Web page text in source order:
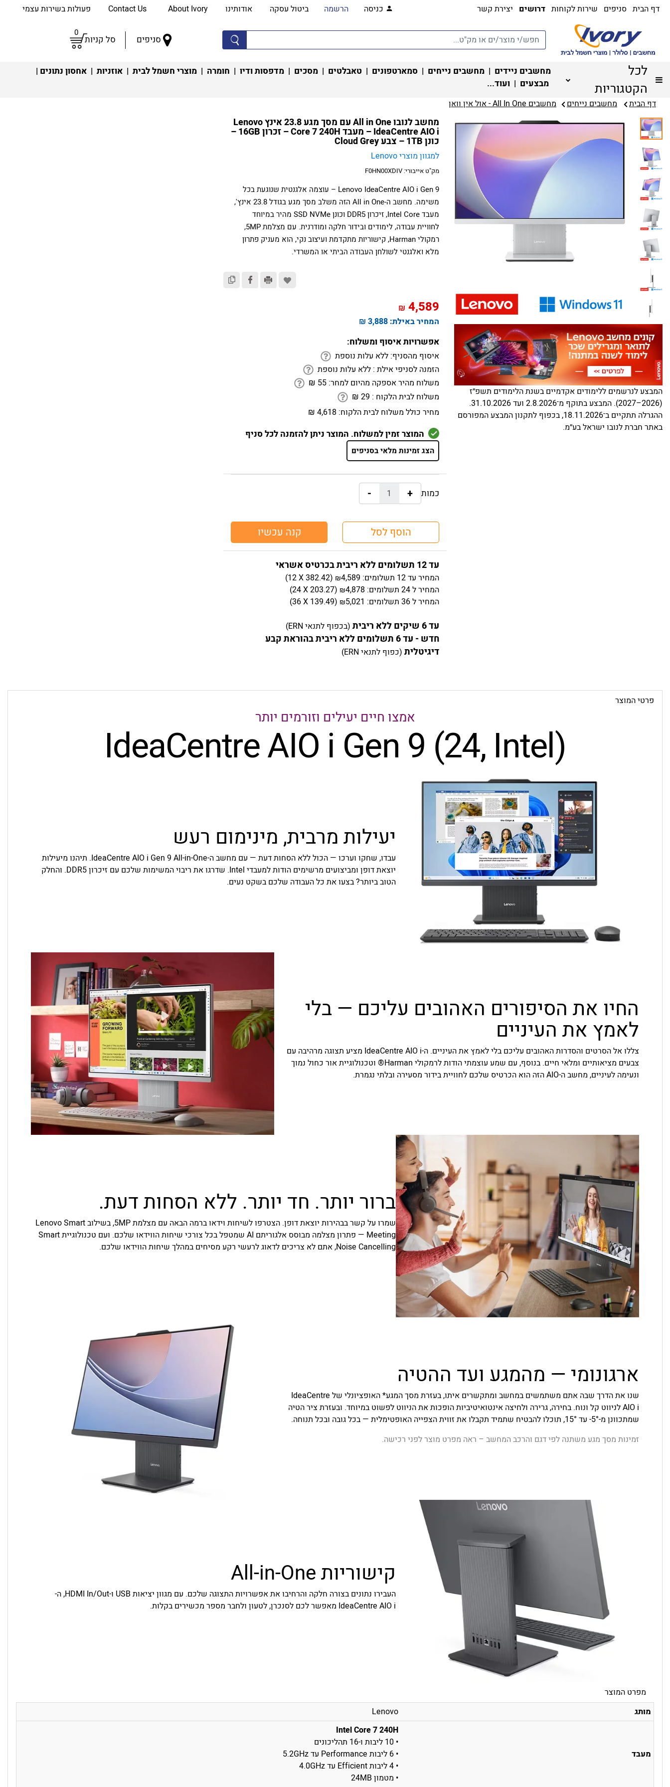
דף הבית סניפים שירות לקוחות דרושים יצירת קשר כניסה הרשמה ביטול עסקה אודותינו About Ivory פעולות בשירות עצמי
סניפים סל קניות
0
לכל
הקטגוריות
מחשבים ניידים | מחשבים נייחים | סמארטפונים | טאבלטים | מסכים | מדפסות ודיו | חומרה | מוצרי חשמל לבית | אוזניות | אחסון נתונים |
מבצעים | ועוד...
דף הבית מחשבים נייחים מחשבים All In One - אול אין וואן‏
המבצע לנרשמים ללימודים אקדמיים בשנת הלימודים תשפ״ז
(2026–2027). המבצע בתוקף מ־2.8.2026 ועד 31.10.2026.
ההגרלה תתקיים ב־18.11.2026, בכפוף לתקנון המבצע המפורסם
באתר חברת לנובו ישראל בע״מ.
מחשב לנובו All in One עם מסך מגע 23.8 אינץ Lenovo
IdeaCentre AIO i – מעבד Core 7 240H – זכרון 16GB –
כונן 1TB – צבע Cloud Grey
למגוון מוצרי Lenovo
מק"ט אייבורי: F0HN00XDIV
Lenovo IdeaCentre AIO i Gen 9 – עוצמה אלגנטית שנוגעת בכל
משימה. מחשב ה-All in One הזה משלב מסך מגע בגודל 23.8 אינץ',
מעבד Intel Core, זיכרון DDR5 וכונן SSD NVMe מהיר במיוחד
לחוויית עבודה, לימודים ובידור חלקה ומודרנית. עם מצלמת 5MP,
רמקולי Harman, קישוריות מתקדמת ועיצוב נקי, הוא מעניק פתרון
מלא ואלגנטי לשולחן העבודה הביתי או המשרדי.
₪
4,589
₪
המחיר באילת: 3,888 ₪
אפשרויות איסוף ומשלוח:
איסוף מהסניף: ללא עלות נוספת
הזמנה לסניפי אילת : ללא עלות נוספת
משלוח מהיר אספקה מהיום למחר:
₪ 55
משלוח לבית הלקוח :
₪ 29
מחיר כולל משלוח לבית הלקוח: 4,618 ₪
המוצר זמין למשלוח. המוצר ניתן להזמנה לכל סניף
הצג זמינות מלאי בסניפים
כמות: +
-
הוסף לסל קנה עכשיו
עד 12 תשלומים ללא ריבית בכרטיס אשראי
המחיר עד 12 תשלומים: ₪4,589
(12 X382.42)
המחירל 24 תשלומים: ₪4,878
(24 X203.27)
המחירל 36 תשלומים: ₪5,021
(36 X 139.49)
עד 6 שיקים ללא ריבית (בכפוף לתנאי ERN)
חדש - עד 6 תשלומים ללא ריבית בהוראת קבע
דיגיטלית (כפוף לתנאי ERN)
פרטי המוצר
אמצו חיים יעילים וזורמים יותר
IdeaCentre AIO i Gen 9 (24, Intel)
יעילות מרבית, מינימום רעש
עבדו, שחקו וערכו — הכול ללא הסחות דעת — עם מחשב ה-All-in-One ‏IdeaCentre AIO i Gen 9. תיהנו מיעילות
יוצאת דופן ומביצועים מרשימים הודות למעבדי Intel. שדרגו את ריבוי המשימות שלכם עם זיכרון DDR5. והחלק
הטוב ביותר? בצעו את כל העבודה שלכם בשקט נעים.
החיו את הסיפורים האהובים עליכם — בלי
לאמץ את העיניים
צללו אל הסרטים והסדרות האהובים עליכם בלי לאמץ את העיניים. ה-IdeaCentre AIO i מציע תצוגה מרהיבה עם
צבעים מציאותיים ומלאי חיים. בנוסף, עם שמע עוצמתי הודות לרמקולי Harman® וטכנולוגיית אור כחול נמוך
ונעימה לעיניים, מחשב ה-AIO הזה הוא הכרטיס שלכם לחוויית בידור מסעירה ובלתי נגמרת.
ברור יותר. חד יותר. ללא הסחות דעת.
שמרו על קשר בבהירות יוצאת דופן. הצטרפו לשיחות וידאו ברמה הבאה עם מצלמת 5MP, בשילוב Lenovo Smart
Meeting — פתרון מצלמה מבוסס אלגוריתם AI שמטפל בכל צורכי שיחות הווידאו שלכם. ועם טכנולוגיית Smart
Noise Cancelling, אתם לא צריכים לדאוג לרעשי רקע מסיחים במהלך שיחות הווידאו שלכם.
ארגונומי — מהמגע ועד ההטיה
שנו את הדרך שבה אתם משתמשים במחשב ומתקשרים איתו, בעזרת מסך המגע* האופציונלי של IdeaCentre
AIO i לניווט קל ונוח. בחירה, גרירה ולחיצה אינטואיטיביות הופכות את הניווט לפשוט במיוחד. ובעזרת ציר הטיה
שמתכוונן מ-‎-5°‎ עד ‎15°‎, תוכלו להבטיח שתמיד תקבלו את זווית הצפייה האופטימלית — בכל גובה ובכל תנוחה.
זמינות מסך מגע משתנה לפי דגם והרכב המחשב – ראה מפרט מוצר לפני רכישה.
קישוריות All-in-One
העבירו נתונים בצורה חלקה והרחיבו את אפשרויות התצוגה שלכם. עם מגוון יציאות USB ו-HDMI In/Out, ה-
IdeaCentre AIO i מאפשר לכם לסנכרן, לטעון ולחבר מספר מכשירים בקלות.
מפרט המוצר
מותג
Lenovo
מעבד
Intel Core 7 240H
• 10 ליבות ו-16 תהליכונים
• 6 ליבות Performance עד 5.2GHz
• 4 ליבות Efficient עד 4.0GHz
• מטמון 24MB